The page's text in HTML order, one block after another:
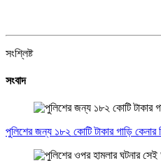
সংশ্লিষ্ট
সংবাদ
পুলিশের জন্য ১৮২ কোটি টাকার গাড়ি কেনার